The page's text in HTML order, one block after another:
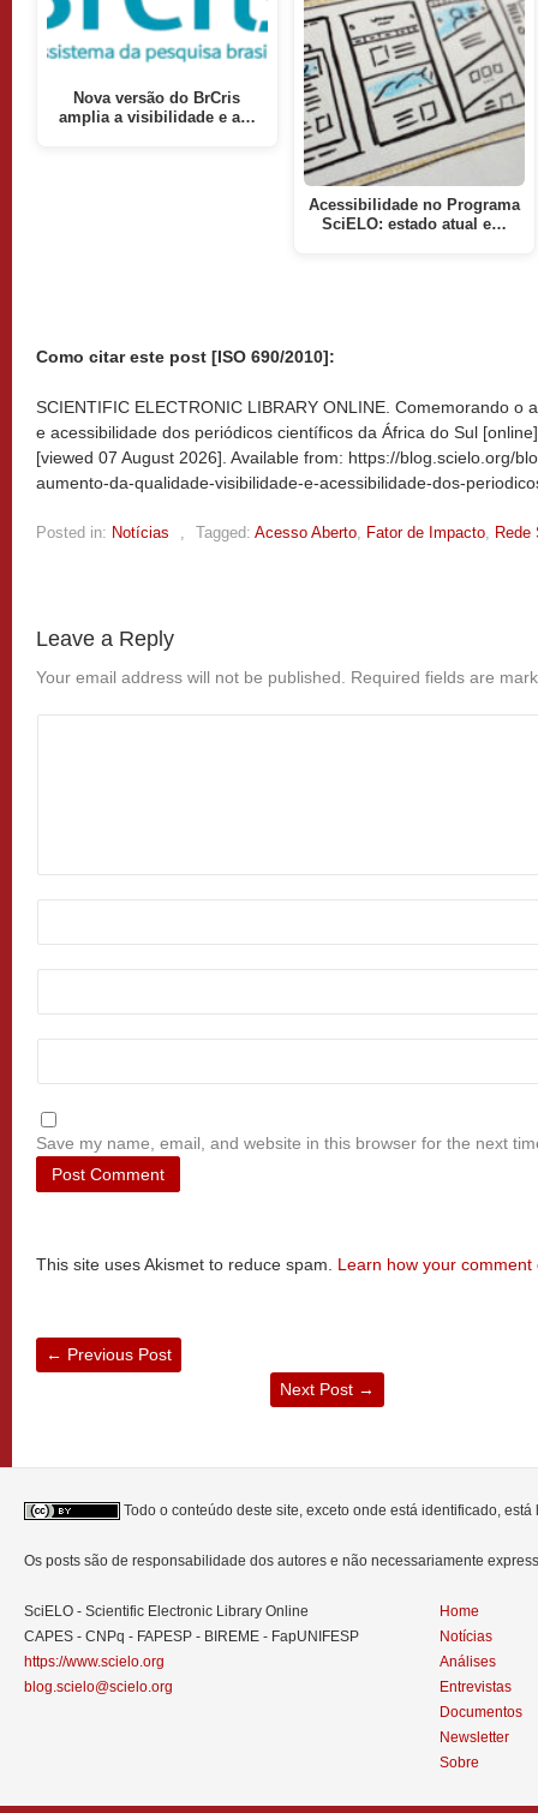
Nova versão do BrCris
amplia a visibilidade e a…
Acessibilidade no Programa
SciELO: estado atual e…
Como citar este post [ISO 690/2010]:
SCIENTIFIC ELECTRONIC LIBRARY ONLINE. Comemorando o
e acessibilidade dos periódicos científicos da África do Sul
[viewed 07 August 2026]. Available from: https://blog.scielo.org/
aumento-da-qualidade-visibilidade-e-acessibilidade-dos-
Posted in: Notícias Tagged: Acesso Aberto Fator de Impacto Rede
Leave a Reply
Your email address will not be published. Required fields are
Save my name, email, and website in this browser for the next
This site uses Akismet to reduce spam. Learn how your
← Previous Post
Next Post →
Todo o conteúdo deste site, exceto onde está identificado,
Os posts são de responsabilidade dos autores e não necessariamente
SciELO - Scientific Electronic Library Online
CAPES - CNPq - FAPESP - BIREME - FapUNIFESP
https://www.scielo.org
blog.scielo@scielo.org
Home
Notícias
Análises
Entrevistas
Documentos
Newsletter
Sobre